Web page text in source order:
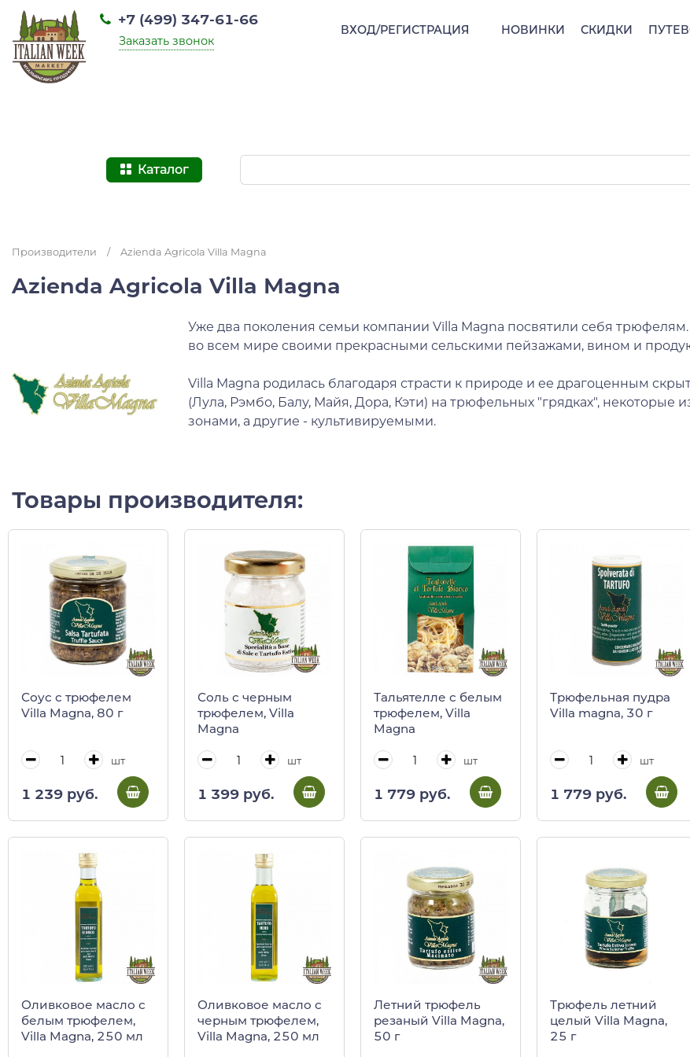
НОВИНКИ СКИДКИ
+7 (499) 347-61-66
Заказать звонок
ВХОД/РЕГИСТРАЦИЯ
Каталог
Производители / Azienda Agricola Villa Magna
Azienda Agricola Villa Magna
Уже два поколения семьи компании Villa Magna посвятили себя
во всем мире своими прекрасными сельскими пейзажами, вином и
Villa Magna родилась благодаря страсти к природе и ее драгоценным
(Лула, Рэмбо, Балу, Майя, Дора, Кэти) на трюфельных "грядках",
зонами, а другие - культивируемыми.
Товары производителя:
Соус с трюфелем
Villa Magna, 80 г
шт
1 239 руб.
Соль с черным
трюфелем, Villa
Magna
шт
1 399 руб.
Тальятелле с белым
трюфелем, Villa
Magna
шт
1 779 руб.
Трюфельная пудра
Villa magna, 30 г
шт
1 779 руб.
Оливковое масло с
белым трюфелем,
Villa Magna, 250 мл
Оливковое масло с
черным трюфелем,
Villa Magna, 250 мл
Летний трюфель
резаный Villa Magna,
50 г
Трюфель летний
целый Villa Magna,
25 г